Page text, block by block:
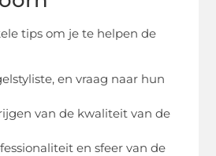
tips om je te helpen de
en vraag naar hun
van de kwaliteit van de
en sfeer van de